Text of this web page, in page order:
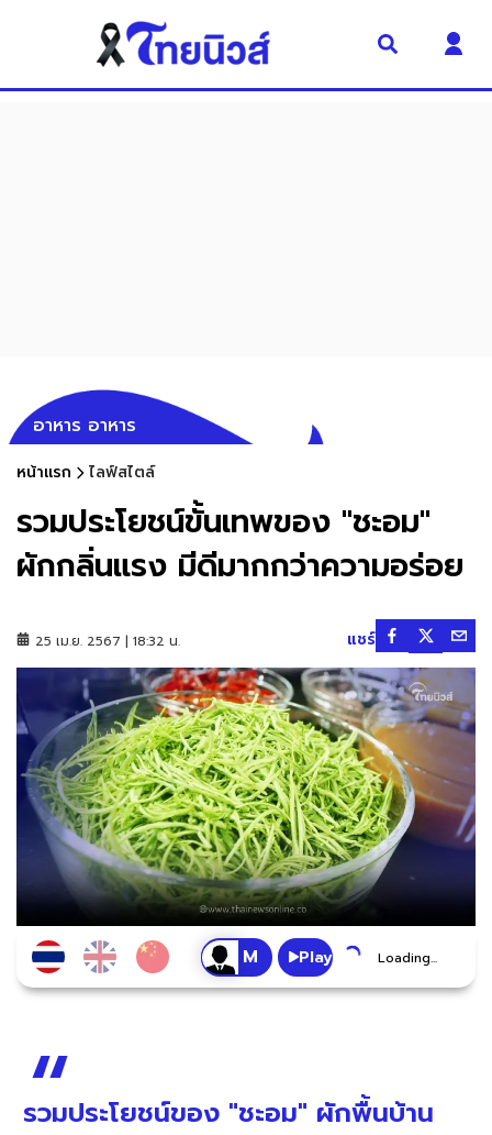
อาหาร อาหาร
หน้าแรก ไลฟ์สไตล์
รวมประโยชน์ขั้นเทพของ "ชะอม"
ผักกลิ่นแรง มีดีมากกว่าความอร่อย
25 เม.ย. 2567 | 18:32 น. แชร์
Play Loading...
รวมประโยชน์ของ "ชะอม" ผักพื้นบ้าน